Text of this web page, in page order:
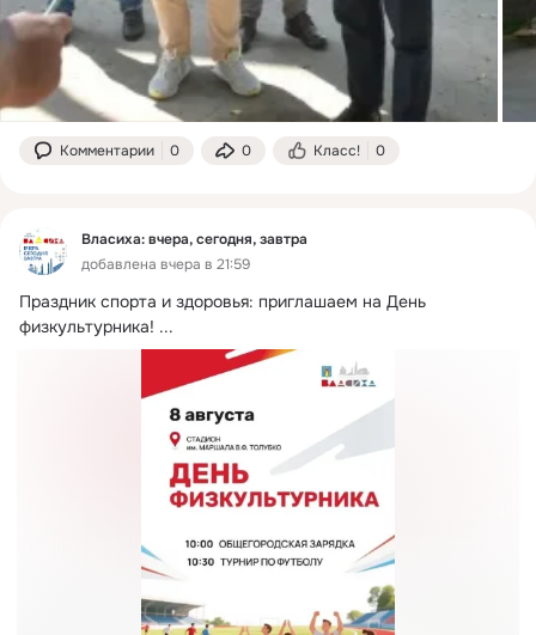
Комментарии 0 0 Класс! 0
Власиха: вчера, сегодня, завтра
добавлена вчера в 21:59
Праздник спорта и здоровья: приглашаем на День
физкультурника! ...